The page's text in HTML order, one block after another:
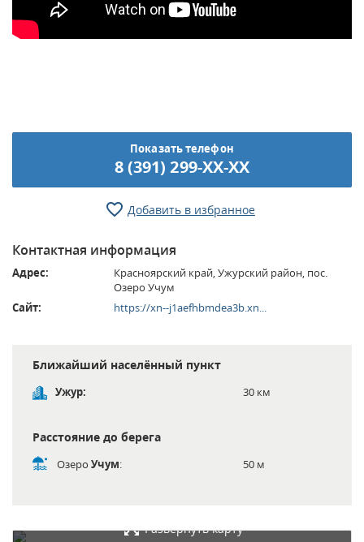
Показать телефон
8 (391) 299-XX-XX
Добавить в избранное
Контактная информация
Адрес:
Красноярский край, Ужурский район, пос.
Озеро Учум
Сайт:
https://xn--j1aefhbmdea3b.xn...
Ближайший населённый пункт
Ужур: 30 км
Расстояние до берега
Озеро Учум: 50 м
Развернуть карту